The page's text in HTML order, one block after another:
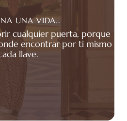
UNA VIDA…
cualquier puerta, porque
encontrar por ti mismo
llave.